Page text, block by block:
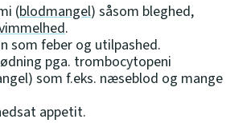
(blodmangel) såsom bleghed,
.
som feber og utilpashed.
pga. trombocytopeni
som f.eks. næseblod og mange
appetit.